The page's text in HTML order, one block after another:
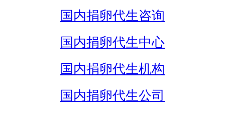
国内捐卵代生咨询
国内捐卵代生中心
国内捐卵代生机构
国内捐卵代生公司